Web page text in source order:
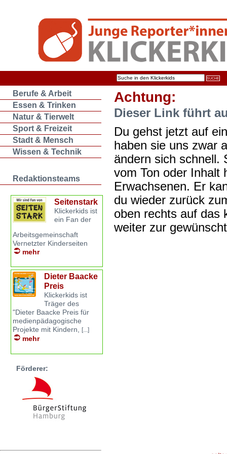
Berufe & Arbeit
Essen & Trinken
Natur & Tierwelt
Sport & Freizeit
Stadt & Mensch
Wissen & Technik
Redaktionsteams
Seitenstark
Klickerkids ist
ein Fan der
Arbeitsgemeinschaft
Vernetzter Kinderseiten
mehr
Dieter Baacke
Preis
Klickerkids ist
Träger des
"Dieter Baacke Preis für
medienpädagogische
Projekte mit Kindern, [...]
mehr
Förderer:
Achtung:
Dieser Link führt
Du gehst jetzt auf
haben sie uns zwar
ändern sich schnell.
vom Ton oder Inhalt
Erwachsenen. Er
du wieder zurück
oben rechts auf das
weiter zur